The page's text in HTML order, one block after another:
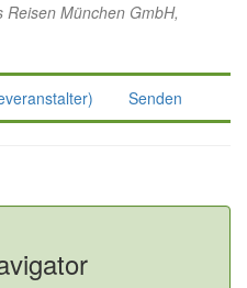
Reisen München GmbH,
Senden